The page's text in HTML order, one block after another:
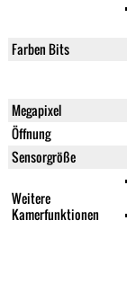
Farben Bits
Megapixel
Öffnung
Sensorgröße
Weitere
Kamerfunktionen